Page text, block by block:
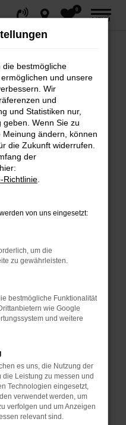
0
MENÜ
aufgetreten.
dir helfen können:
und deine
zum Beispiel
wie Werbeblocker,
Seiten
in einem privaten
zu beheben.
Browser und dein
neuesten Stand
nicht nur ein
die bestmögliche
und unsere
Wir
und
und Statistiken nur,
geben. Wenn Sie zu
ändern, können
die Zukunft widerrufen.
der
Richtlinie
von uns eingesetzt:
um die
zu gewährleisten.
bestmögliche Funktionalität
wie Google
und weitere
es uns, die Nutzung der
Leistung zu messen und
Technologien eingesetzt,
verwendet werden, um
verfolgen und um Anzeigen
relevant sind.